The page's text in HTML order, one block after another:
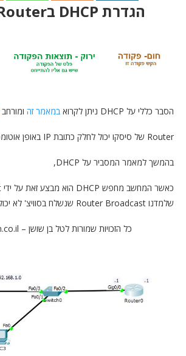
הגדרת DHCP בCisco Router
הסבר כללי על DHCP ניתן לקרוא במאמר זה
Router של סיסקו יכול לחלק כתובת IP באופן אוטומטי
בהמשך למאמר המסביר על DHCP,
שלמדנו Router Broadcast שנשלח בסוויצ' לא יכול לעבור ראוטר
כל הזכויות שמורות לטל בן שושן – Shushan.co.il